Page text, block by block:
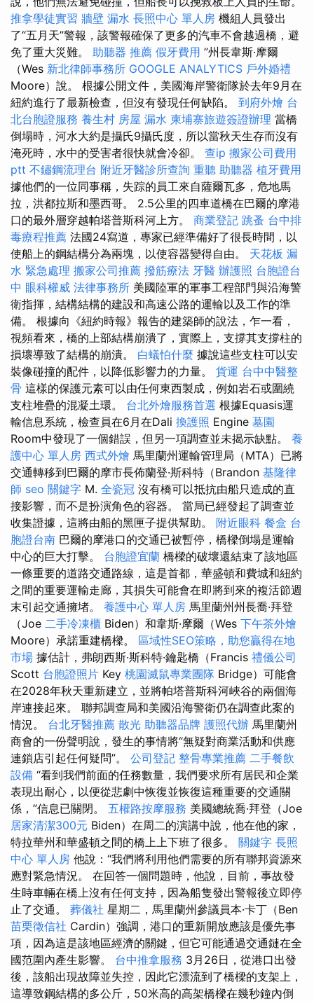
推拿學徒實習 牆壁 漏水 長照中心 單人房 機組人員發出
了“五月天”警報，該警報確保了更多的汽車不會越過橋，避
免了重大災難。 助聽器 推薦 假牙費用 ”州長韋斯·摩爾
（Wes 新北律師事務所 GOOGLE ANALYTICS 戶外婚禮
Moore）說。 根據公開文件，美國海岸警衛隊於去年9月在
紐約進行了最新檢查，但沒有發現任何缺陷。 到府外燴 台
北台胞證服務 養生村 房屋 漏水 柬埔寨旅遊簽證辦理 當橋
倒塌時，河水大約是攝氏9攝氏度，所以當秋天生存而沒有
淹死時，水中的受害者很快就會冷卻。 查ip 搬家公司費用
ptt 不鏽鋼流理台 附近牙醫診所查詢 重聽 助聽器 植牙費用
據他們的一位同事稱，失踪的員工來自薩爾瓦多，危地馬
拉，洪都拉斯和墨西哥。 2.5公里的四車道橋在巴爾的摩港
口的最外層穿越帕塔普斯科河上方。 商業登記 跳蚤 台中排
毒療程推薦 法國24寫道，專家已經準備好了很長時間，以
使船上的鋼結構分為兩塊，以使容器變得自由。 天花板 漏
水 緊急處理 搬家公司推薦 撥筋療法 牙醫 辦護照 台胞證台
中 眼科權威 法律事務所 美國陸軍的軍事工程部門與沿海警
衛指揮，結構結構的建設和高速公路的運輸以及工作的準
備。 根據向《紐約時報》報告的建築師的說法，乍一看，
視頻看來，橋的上部結構崩潰了，實際上，支撐其支撐柱的
損壞導致了結構的崩潰。 白蟻怕什麼 據說這些支柱可以安
裝像碰撞的配件，以降低影響力的力量。 貨運 台中中醫整
骨 這樣的保護元素可以由任何東西製成，例如岩石或圍繞
支柱堆疊的混凝土環。 台北外燴服務首選 根據Equasis運
輸信息系統，檢查員在6月在Dali 換護照 Engine 墓園
Room中發現了一個錯誤，但另一項調查並未揭示缺點。 養
護中心 單人房 西式外燴 馬里蘭州運輸管理局（MTA）已將
交通轉移到巴爾的摩市長佈蘭登·斯科特（Brandon 基隆律
師 seo 關鍵字 M. 全瓷冠 沒有橋可以抵抗由船​​只造成的直
接影響，而不是扮演角色的容器。 當局已經發起了調查並
收集證據，這將由船的黑匣子提供幫助。 附近眼科 餐盒 台
胞證台南 巴爾的摩港口的交通已被暫停，橋樑倒塌是運輸
中心的巨大打擊。 台胞證宜蘭 橋樑的破壞還結束了該地區
一條重要的道路交通路線，這是首都，華盛頓和費城和紐約
之間的重要運輸走廊，其損失可能會在即將到來的複活節週
末引起交通擁堵。 養護中心 單人房 馬里蘭州州長喬·拜登
（Joe 二手冷凍櫃 Biden）和韋斯·摩爾（Wes 下午茶外燴
Moore）承諾重建橋樑。 區域性SEO策略，助您贏得在地
市場 據估計，弗朗西斯·斯科特·鑰匙橋（Francis 禮儀公司
Scott 台胞證照片 Key 桃園滅鼠專業團隊 Bridge）可能會
在2028年秋天重新建立，並將帕塔普斯科河峽谷的兩個海
岸連接起來。 聯邦調查局和美國沿海警衛仍在調查此案的
情況。 台北牙醫推薦 散光 助聽器品牌 護照代辦 馬里蘭州
商會的一份聲明說，發生的事情將“無疑對商業活動和供應
連鎖店引起任何疑問”。 公司登記 整骨專業推薦 二手餐飲
設備 “看到我們前面的任務數量，我們要求所有居民和企業
表現出耐心，以便從悲劇中恢復並恢復這種重要的交通關
係，”信息已關閉。 五權路按摩服務 美國總統喬·拜登（Joe
居家清潔300元 Biden）在周二的演講中說，他在他的家，
特拉華州和華盛頓之間的橋上上下班了很多。 關鍵字 長照
中心 單人房 他說：“我們將利用他們需要的所有聯邦資源來
應對緊急情況。 在回答一個問題時，他說，目前，事故發
生時車輛在橋上沒有任何支持，因為船隻發出警報後立即停
止了交通。 葬儀社 星期二，馬里蘭州參議員本·卡丁（Ben
苗栗徵信社 Cardin）強調，港口的重新開放應該是優先事
項，因為這是該地區經濟的關鍵，但它可能通過交通鏈在全
國范圍內產生影響。 台中推拿服務 3月26日，從港口出發
後，該船出現故障並失控，因此它漂流到了橋樑的支架上，
這導致鋼結構的多公斤，50米高的高架橋樑在幾秒鐘內倒